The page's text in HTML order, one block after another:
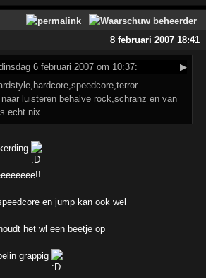
8 februari 2007 18:41
6 februari 2007 om 10:37:
▶
luisteren behalve rock,schranz en van
echt nix
en jump kan ook wel
het wl een beetje op
grappig